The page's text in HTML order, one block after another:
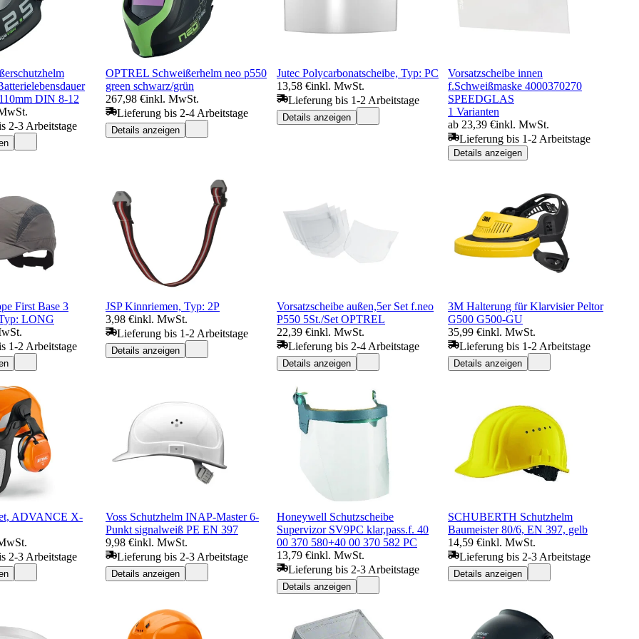
DIN 8-12
2-3 Arbeitstage
OPTREL Schweißerhelm neo p550
green schwarz/grün
267,98 €inkl. MwSt.
Lieferung bis 2-4 Arbeitstage
Details anzeigen
Jutec Polycarbonatscheibe, Typ: PC
13,58 €inkl. MwSt.
Lieferung bis 1-2 Arbeitstage
Details anzeigen
Vorsatzscheibe innen
f.Schweißmaske 4000370270
SPEEDGLAS
1 Varianten
ab 23,39 €inkl. MwSt.
Lieferung bis 1-2 Arbeitstage
Details anzeigen
First Base 3
LONG
1-2 Arbeitstage
JSP Kinnriemen, Typ: 2P
3,98 €inkl. MwSt.
Lieferung bis 1-2 Arbeitstage
Details anzeigen
Vorsatzscheibe außen,5er Set f.neo
P550 5St./Set OPTREL
22,39 €inkl. MwSt.
Lieferung bis 2-4 Arbeitstage
Details anzeigen
3M Halterung für Klarvisier Peltor
G500 G500-GU
35,99 €inkl. MwSt.
Lieferung bis 1-2 Arbeitstage
Details anzeigen
ADVANCE X-
2-3 Arbeitstage
Voss Schutzhelm INAP-Master 6-
Punkt signalweiß PE EN 397
9,98 €inkl. MwSt.
Lieferung bis 2-3 Arbeitstage
Details anzeigen
Honeywell Schutzscheibe
Supervizor SV9PC klar,pass.f. 40
00 370 580+40 00 370 582 PC
13,79 €inkl. MwSt.
Lieferung bis 2-3 Arbeitstage
Details anzeigen
SCHUBERTH Schutzhelm
Baumeister 80/6, EN 397, gelb
14,59 €inkl. MwSt.
Lieferung bis 2-3 Arbeitstage
Details anzeigen